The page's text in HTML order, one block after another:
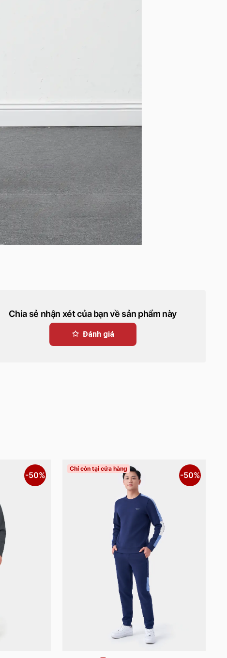
Chia sẻ nhận xét của bạn về sản phẩm này
Đánh giá
-50%
Chỉ còn tại cửa hàng
-50%